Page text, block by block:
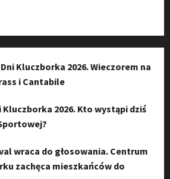
Kluczborka 2026. Wieczorem na
i Cantabile
2026. Kto wystąpi dziś
wraca do głosowania. Centrum
zachęca mieszkańców do